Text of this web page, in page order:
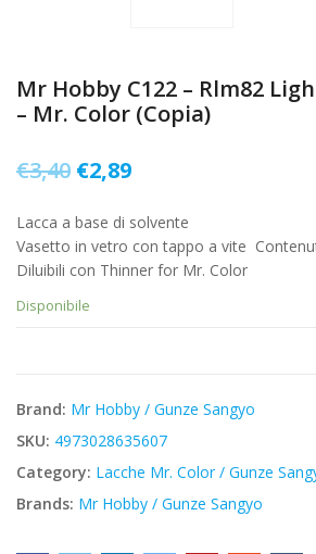
Mr Hobby C122 – Rlm82
– Mr. Color (Copia)
€3,40 Il
originale
era:
€3,40.
€2,89Il
attuale
è:
Lacca a base di solvente
Vasetto in vetro con tappo a vite 
Diluibili con Thinner for Mr. Color
Disponibile
Brand: Mr Hobby / Gunze Sangyo
SKU: 4973028635607
Category: Lacche Mr. Color / Gunze
Brands: Mr Hobby / Gunze Sangyo